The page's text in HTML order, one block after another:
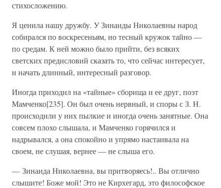
стихосложению.
Я ценила нашу дружбу. У Зинаиды Николаевны народ
собирался по воскресеньям, но тесный кружок тайно —
по средам. К ней можно было прийти, без всяких
светских предисловий сказать то, что сейчас интересует,
и начать длинный, интересный разговор.
Иногда приходил на «тайные» сборища и ее друг, поэт
Мамченко[235]. Он был очень нервный, и споры с З. Н.
происходили у них пылкие и иногда очень занятные. Она
совсем плохо слышала, и Мамченко горячился и
надрывался, а она спокойно и упрямо настаивала на
своем, не слушая, вернее — не слыша его.
— Зинаида Николаевна, вы притворяесь!.. Вы отлично
слышите! Боже мой! Это не Кирхегард, это философское